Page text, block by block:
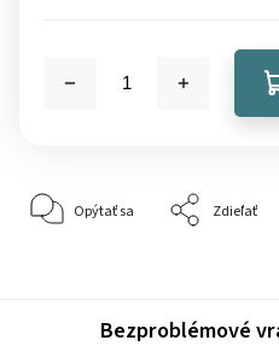
Opýtať sa Zdieľať
Bezproblémové